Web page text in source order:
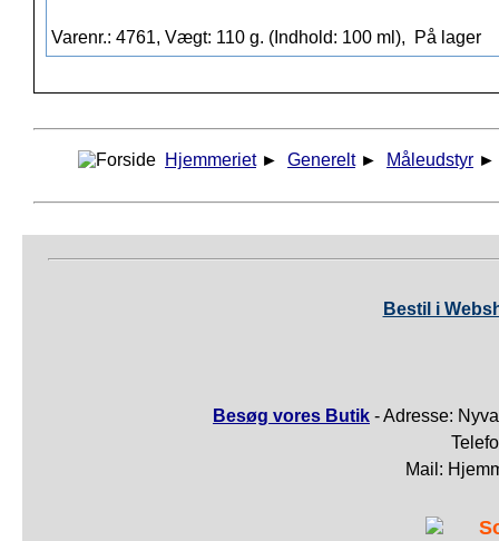
Varenr.: 4761, Vægt: 110 g. (Indhold: 100 ml), På lager
Hjemmeriet ► Generelt ► Måleudstyr ►
Bestil i
Besøg vores Butik - Adresse:
Mail: